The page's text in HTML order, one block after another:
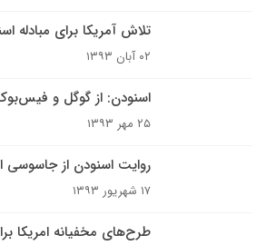
تلاش آمریکا برای مبادله
۰۲ آبان ۱۳۹۳
اسنودن: از گوگل و
۲۵ مهر ۱۳۹۳
روایت اسنودن از جاسوسی
۱۷ شهریور ۱۳۹۳
طرح‌های مخفیانه امریکا